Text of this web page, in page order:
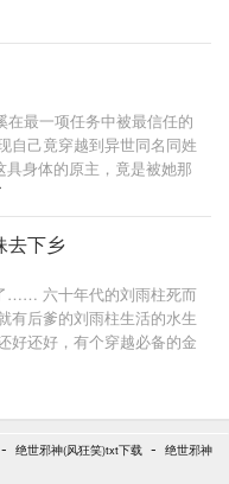
能送他们上路。 对于
一次的信任给了你，我以
到，你是来告诉我地狱有
那天起，我所有的计划都
我没给自己留后路，他说:
妻子但她永远是我年少时
而不可得，永远在我的记
里望着我，又好像在喊着
起了她凌乱的发丝，吹起
，但是风吹过了，以后也
在最一项任务中被最信任的
自己竟穿越到异世同名同姓
身体的原主，竟是被她那
一世，慕洛溪如何报复姨
看她在这异世如何逆天改
说她废材，有见过废材是
？说她丑陋，怕是没有见
美男在手，天下我有，慕洛
。 一个高高在上的邪王，
心。 是什么让慕洛溪念念
向前？让我们一起在文文
去下乡
…… 六十年代的刘雨柱死而
后爹的刘雨柱生活的水生
还好，有个穿越必备的金
- 绝世邪神(风狂笑)txt下载 - 绝世邪神